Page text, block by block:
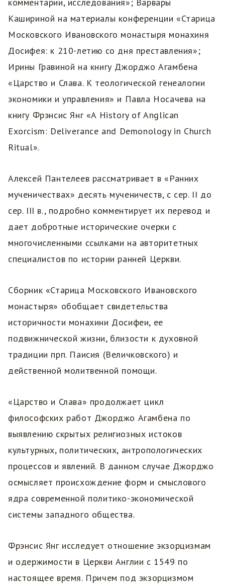
Кашириной на материалы конференции «Старица
Московского Ивановского монастыря монахиня
Досифея: к 210-летию со дня преставления»;
Ирины Гравиной на книгу Джорджо Агамбена
«Царство и Слава. К теологической генеалогии
экономики и управления» и Павла Носачева на
книгу Фрэнсис Янг «A History of Anglican
Exorcism: Deliverance and Demonology in Church
Ritual».
Алексей Пантелеев рассматривает в «Ранних
мученичествах» десять мученичеств, с сер. II до
сер. III в., подробно комментирует их перевод и
дает добротные исторические очерки с
многочисленными ссылками на авторитетных
специалистов по истории ранней Церкви.
Сборник «Старица Московского Ивановского
монастыря» обобщает свидетельства
историчности монахини Досифеи, ее
подвижнической жизни, близости к духовной
традиции прп. Паисия (Величковского) и
действенной молитвенной помощи.
«Царство и Слава» продолжает цикл
философских работ Джорджо Агамбена по
выявлению скрытых религиозных истоков
культурных, политических, антропологических
процессов и явлений. В данном случае Джорджо
осмысляет происхождение форм и смыслового
ядра современной политико-экономической
системы западного общества.
Фрэнсис Янг исследует отношение экзорцизмам
и одержимости в Церкви Англии с 1549 по
настоящее время. Причем под экзорцизмом